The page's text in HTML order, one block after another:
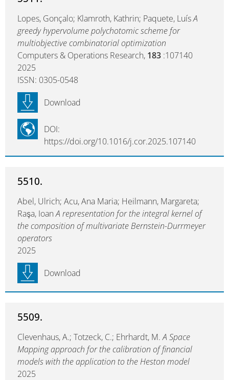
Lopes, Gonçalo; Klamroth, Kathrin; Paquete, LuísA
greedy hypervolume polychotomic scheme for
multiobjective combinatorial optimization
Computers & Operations Research, 183 :107140
2025
ISSN: 0305-0548
DOI:
https://doi.org/10.1016/j.cor.2025.107140
Download
5510.
Abel, Ulrich; Acu, Ana Maria; Heilmann, Margareta;
Raşa, IoanA representation for the integral kernel of
the composition of multivariate Bernstein-Durrmeyer
operators
2025
Download
5509.
Clevenhaus, A.; Totzeck, C.; Ehrhardt, M.A Space
Mapping approach for the calibration of financial
models with the application to the Heston model
2025